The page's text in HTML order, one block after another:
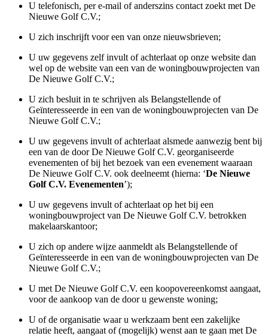
U telefonisch, per e-mail of anderszins contact zoekt met De
Nieuwe Golf C.V.;
U zich inschrijft voor een van onze nieuwsbrieven;
U uw gegevens zelf invult of achterlaat op onze website dan
wel op de website van een van de woningbouwprojecten van
De Nieuwe Golf C.V.;
U zich besluit in te schrijven als Belangstellende of
Geïnteresseerde in een van de woningbouwprojecten van De
Nieuwe Golf C.V.;
U uw gegevens invult of achterlaat alsmede aanwezig bent bij
een van de door De Nieuwe Golf C.V. georganiseerde
evenementen of bij het bezoek van een evenement waaraan
De Nieuwe Golf C.V. ook deelneemt (hierna: ‘De Nieuwe
Golf C.V. Evenementen’);
U uw gegevens invult of achterlaat op het bij een
woningbouwproject van De Nieuwe Golf C.V. betrokken
makelaarskantoor;
U zich op andere wijze aanmeldt als Belangstellende of
Geïnteresseerde in een van de woningbouwprojecten van De
Nieuwe Golf C.V.;
U met De Nieuwe Golf C.V. een koopovereenkomst aangaat,
voor de aankoop van de door u gewenste woning;
U of de organisatie waar u werkzaam bent een zakelijke
relatie heeft, aangaat of (mogelijk) wenst aan te gaan met De